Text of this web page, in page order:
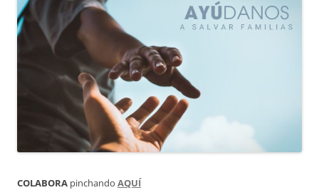
COLABORA pinchando AQUÍ